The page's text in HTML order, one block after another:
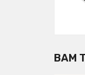
ВАМ